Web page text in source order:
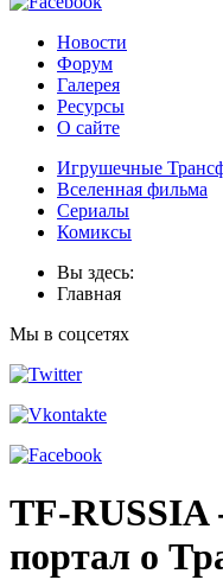
Новости
Форум
Галерея
Ресурсы
О сайте
Игрушечные
Вселенная фильма
Сериалы
Комиксы
Вы здесь:
Главная
Мы в соцсетях
TF-RUSSIA
портал о